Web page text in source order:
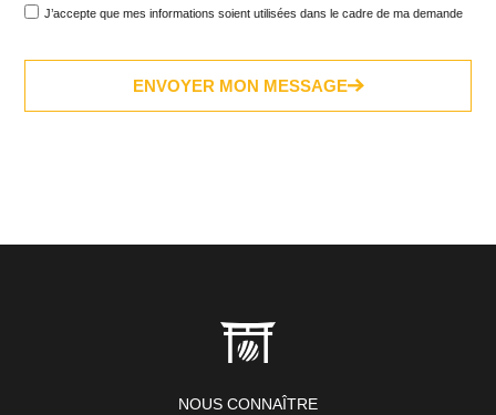
J’accepte que mes informations soient utilisées dans le cadre de ma demande
ENVOYER MON MESSAGE
NOUS CONNAÎTRE